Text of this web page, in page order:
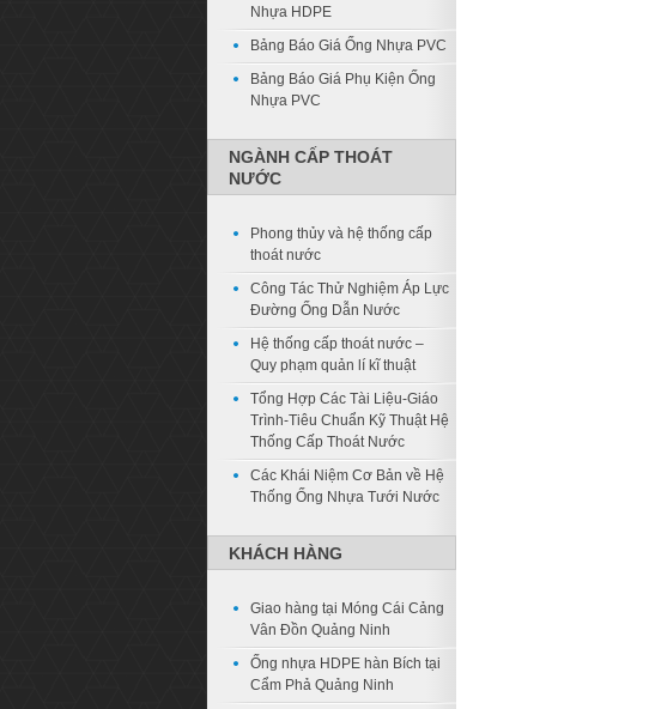
Nhựa HDPE
Bảng Báo Giá Ống Nhựa PVC
Bảng Báo Giá Phụ Kiện Ống
Nhựa PVC
NGÀNH CẤP THOÁT
NƯỚC
Phong thủy và hệ thống cấp
thoát nước
Công Tác Thử Nghiệm Áp Lực
Đường Ống Dẫn Nước
Hệ thống cấp thoát nước –
Quy phạm quản lí kĩ thuật
Tổng Hợp Các Tài Liệu-Giáo
Trình-Tiêu Chuẩn Kỹ Thuật Hệ
Thống Cấp Thoát Nước
Các Khái Niệm Cơ Bản về Hệ
Thống Ống Nhựa Tưới Nước
KHÁCH HÀNG
Giao hàng tại Móng Cái Cảng
Vân Đồn Quảng Ninh
Ống nhựa HDPE hàn Bích tại
Cẩm Phả Quảng Ninh